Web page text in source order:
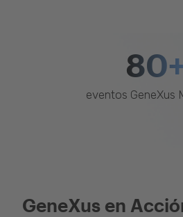
eventos GeneXus
GeneXus en